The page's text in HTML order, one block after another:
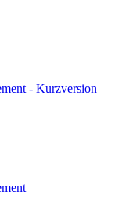
- Kurzversion